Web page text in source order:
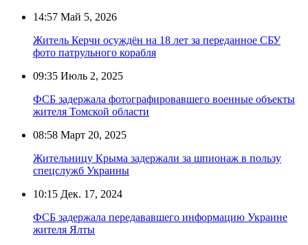
14:57 Май 5, 2026
Житель Керчи осуждён на 18 лет за переданное СБУ
фото патрульного корабля
09:35 Июль 2, 2025
ФСБ задержала фотографировавшего военные объекты
жителя Томской области
08:58 Март 20, 2025
Жительницу Крыма задержали за шпионаж в пользу
спецслужб Украины
10:15 Дек. 17, 2024
ФСБ задержала передававшего информацию Украине
жителя Ялты